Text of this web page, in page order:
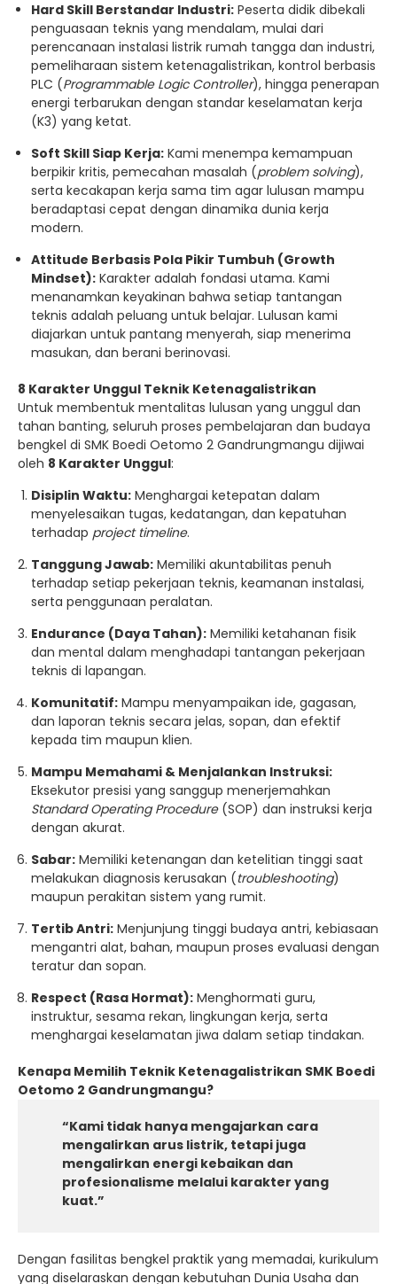
Hard Skill Berstandar Industri: Peserta didik dibekali
penguasaan teknis yang mendalam, mulai dari
perencanaan instalasi listrik rumah tangga dan industri,
pemeliharaan sistem ketenagalistrikan, kontrol berbasis
PLC (Programmable Logic Controller), hingga penerapan
energi terbarukan dengan standar keselamatan kerja
(K3) yang ketat.
Soft Skill Siap Kerja: Kami menempa kemampuan
berpikir kritis, pemecahan masalah (problem solving),
serta kecakapan kerja sama tim agar lulusan mampu
beradaptasi cepat dengan dinamika dunia kerja
modern.
Attitude Berbasis Pola Pikir Tumbuh (Growth
Mindset): Karakter adalah fondasi utama. Kami
menanamkan keyakinan bahwa setiap tantangan
teknis adalah peluang untuk belajar. Lulusan kami
diajarkan untuk pantang menyerah, siap menerima
masukan, dan berani berinovasi.
8 Karakter Unggul Teknik Ketenagalistrikan
Untuk membentuk mentalitas lulusan yang unggul dan
tahan banting, seluruh proses pembelajaran dan budaya
bengkel di SMK Boedi Oetomo 2 Gandrungmangu dijiwai
oleh 8 Karakter Unggul:
Disiplin Waktu: Menghargai ketepatan dalam
menyelesaikan tugas, kedatangan, dan kepatuhan
terhadap project timeline.
Tanggung Jawab: Memiliki akuntabilitas penuh
terhadap setiap pekerjaan teknis, keamanan instalasi,
serta penggunaan peralatan.
Endurance (Daya Tahan): Memiliki ketahanan fisik
dan mental dalam menghadapi tantangan pekerjaan
teknis di lapangan.
Komunitatif: Mampu menyampaikan ide, gagasan,
dan laporan teknis secara jelas, sopan, dan efektif
kepada tim maupun klien.
Mampu Memahami & Menjalankan Instruksi:
Eksekutor presisi yang sanggup menerjemahkan
Standard Operating Procedure(SOP) dan instruksi kerja
dengan akurat.
Sabar: Memiliki ketenangan dan ketelitian tinggi saat
melakukan diagnosis kerusakan (troubleshooting)
maupun perakitan sistem yang rumit.
Tertib Antri: Menjunjung tinggi budaya antri, kebiasaan
mengantri alat, bahan, maupun proses evaluasi dengan
teratur dan sopan.
Respect (Rasa Hormat): Menghormati guru,
instruktur, sesama rekan, lingkungan kerja, serta
menghargai keselamatan jiwa dalam setiap tindakan.
Kenapa Memilih Teknik Ketenagalistrikan SMK Boedi
Oetomo 2 Gandrungmangu?
“Kami tidak hanya mengajarkan cara
mengalirkan arus listrik, tetapi juga
mengalirkan energi kebaikan dan
profesionalisme melalui karakter yang
kuat.”
Dengan fasilitas bengkel praktik yang memadai, kurikulum
yang diselaraskan dengan kebutuhan Dunia Usaha dan